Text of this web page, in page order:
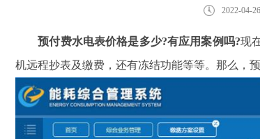
2022-04-26
预付费水电表价格是多少?有应用案例吗?现
机远程抄表及缴费，还有冻结功能等等。那么，